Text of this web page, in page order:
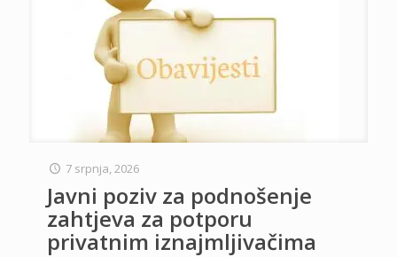
7 srpnja, 2026
Javni poziv za podnošenje
zahtjeva za potporu
privatnim iznajmljivačima